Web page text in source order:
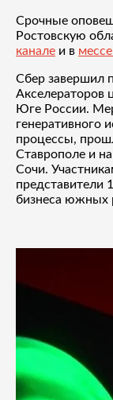
Срочные
Ростовскую
канале и в
Сбер завершил
Акселераторов
Юге России.
генеративного
процессы,
Ставрополе и
Сочи.
представители
бизнеса южных